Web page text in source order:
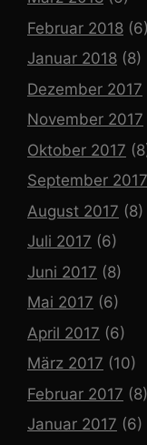
Februar 2018 (6)
Januar 2018 (8)
Dezember 2017
November 2017
Oktober 2017
September 2017
August 2017 (8)
Juli 2017 (6)
Juni 2017 (8)
Mai 2017 (6)
April 2017 (6)
März 2017 (10)
Februar 2017 (8)
Januar 2017 (6)